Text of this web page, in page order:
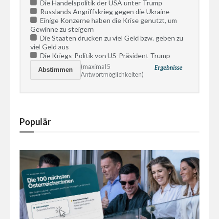
Die Handelspolitik der USA unter Trump
Russlands Angriffskrieg gegen die Ukraine
Einige Konzerne haben die Krise genutzt, um
Gewinne zu steigern
Die Staaten drucken zu viel Geld bzw. geben zu
viel Geld aus
Die Kriegs-Politik von US-Präsident Trump
Ergebnisse
(maximal 5
Antwortmöglichkeiten)
Populär